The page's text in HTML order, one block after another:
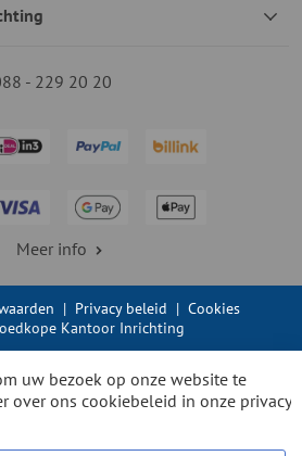
- 229 20 20
Meer info
| Privacy beleid | Cookies
Kantoor Inrichting
uw bezoek op onze website te
over ons cookiebeleid in onze privacy